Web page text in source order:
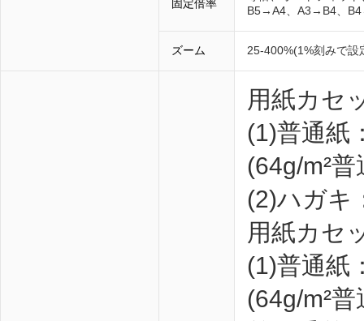
固定倍率
B5→A4、A3→B4、
ズーム 25-400%(1%刻みで設
用紙カセ
(1)普通紙
(64g/m²
(2)ハガキ
用紙カセ
(1)普通紙
(64g/m²